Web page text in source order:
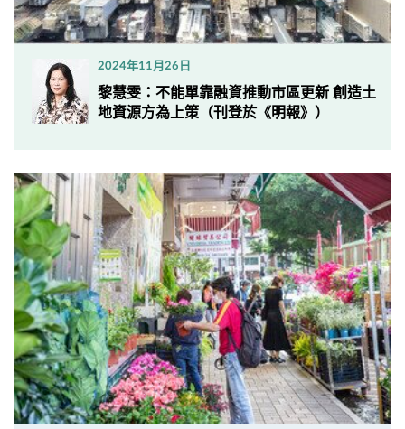
2024年11月26日
黎慧雯：不能單靠融資推動市區更新 創造土
地資源方為上策（刊登於《明報》）